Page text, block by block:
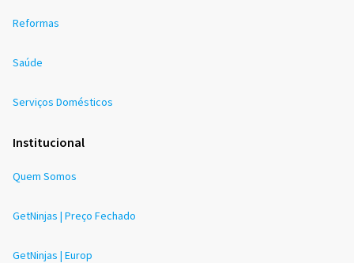
Reformas
Saúde
Serviços Domésticos
Institucional
Quem Somos
GetNinjas | Preço Fechado
GetNinjas | Europ